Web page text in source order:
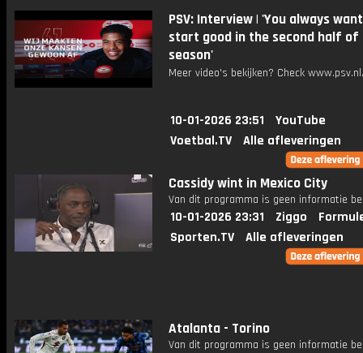
PSV: Interview | 'You always
start good in the second half of
season'
Meer video's bekijken? Check
10-01-2026 23:51
YouTube
Voetbal.TV
Alle afleveringen
Cassidy wint in Mexico City
Van dit programma is geen informatie
10-01-2026 23:31 Ziggo
Sporten.TV
Alle afleveringen
Atalanta - Torino
Van dit programma is geen informatie